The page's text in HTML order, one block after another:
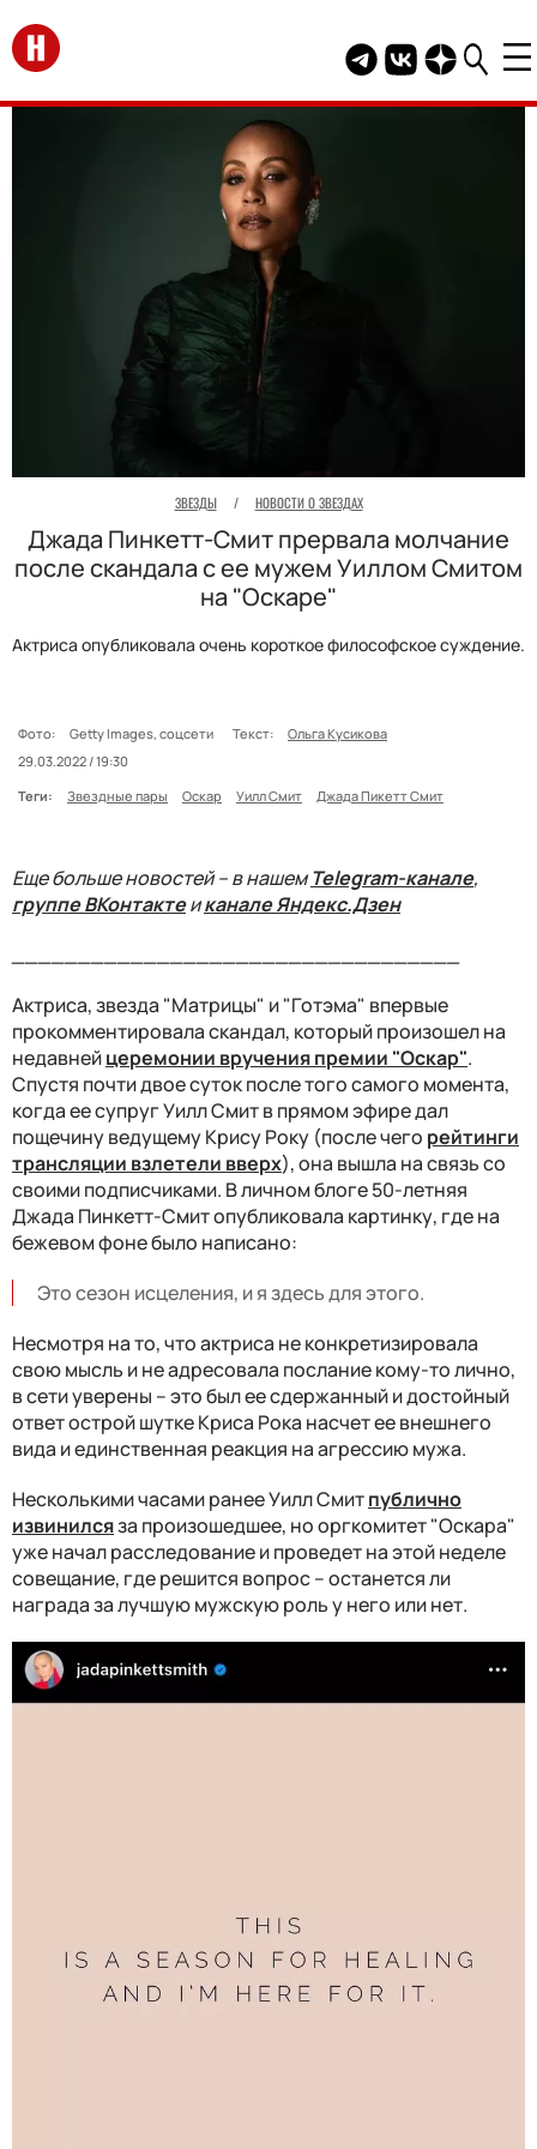
Перейти на главную
Telegram канал
Группа HELLO
Канал
ЗВЕЗДЫ / НОВОСТИ О ЗВЕЗДАХ
Джада Пинкетт-Смит прервала молчание
после скандала с ее мужем Уиллом Смитом
на "Оскаре"
Актриса опубликовала очень короткое философское суждение.
Фото: Getty Images, соцсети Текст:
Ольга Кусикова
29.03.2022 / 19:30
Теги:
Звездные пары Оскар Уилл Смит Джада Пикетт Смит
Еще больше новостей – в нашемTelegram-канале,
группе ВКонтактеиканале Яндекс.Дзен
Актриса, звезда "Матрицы" и "Готэма" впервые
прокомментировала скандал, который произошел на
недавнейцеремонии вручения премии "Оскар".
Спустя почти двое суток после того самого момента,
когда ее супруг Уилл Смит в прямом эфире дал
пощечину ведущему Крису Року (после чего рейтинги
трансляции взлетели вверх), она вышла на связь со
своими подписчиками. В личном блоге 50-летняя
Джада Пинкетт-Смит опубликовала картинку, где на
бежевом фоне было написано:
Это сезон исцеления, и я здесь для этого.
Несмотря на то, что актриса не конкретизировала
свою мысль и не адресовала послание кому-то лично,
в сети уверены – это был ее сдержанный и достойный
ответ острой шутке Криса Рока насчет ее внешнего
вида и единственная реакция на агрессию мужа.
Несколькими часами ранее Уилл Смитпублично
извинилсяза произошедшее, но оргкомитет "Оскара"
уже начал расследование и проведет на этой неделе
совещание, где решится вопрос – останется ли
награда за лучшую мужскую роль у него или нет.